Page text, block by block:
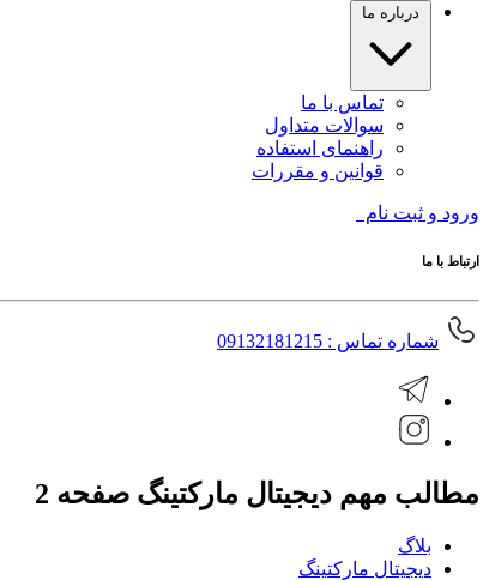
درباره ما
تماس با ما
سوالات متداول
راهنمای استفاده
قوانین و مقررات
ورود و ثبت نام
ارتباط با ما
شماره تماس : 09132181215
مطالب مهم دیجیتال مارکتینگ صفحه 2
بلاگ
دیجیتال مارکتینگ